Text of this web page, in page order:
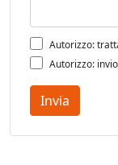
Autorizzo:
Autorizzo:
Invia